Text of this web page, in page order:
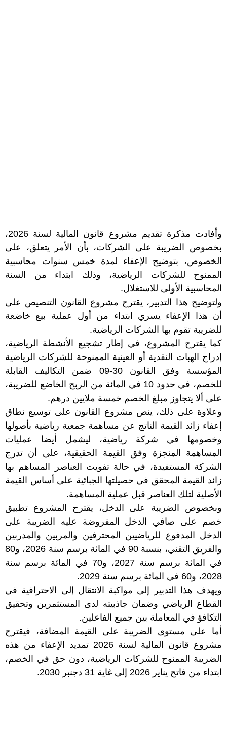
وأفادت مذكرة تقديم مشروع قانون المالية لسنة 2026،
بخصوص الضريبة على الشركات، بأن الأمر يتعلق، على
الخصوص، بتوضيح الإعفاء لمدة خمس سنوات محاسبية
الممنوح للشركات الرياضية، وذلك ابتداء من السنة
المحاسبية الأولى للاستغلال.
ولتوضيح هذا التدبير، يقترح مشروع القانون التنصيص على
أن هذا الإعفاء يسري ابتداء من أول عملية بيع خاضعة
للضريبة تقوم بها الشركات الرياضية.
كما يقترح المشروع، في إطار تشجيع الأنشطة الرياضية،
إدراج الهبات النقدية أو العينية الممنوحة للشركات الرياضية
المؤسسة وفق القانون 30-09 ضمن التكاليف القابلة
للخصم، في حدود 10 في المائة من الربح الخاضع للضريبة،
على ألا يتجاوز مبلغ الخصم خمسة ملايين درهم.
وعلاوة على ذلك، ينص مشروع القانون على توسيع نطاق
إعفاء زائد القيمة الناتج عن مساهمة جمعية رياضية بأصولها
وخصومها في شركة رياضية، ليشمل أيضا عمليات
المساهمة المنجزة وفق القيمة الحقيقية، على أن تدرج
الشركة المستفيدة، في حالة تفويت العناصر المساهم بها
زائد القيمة المحقق في حصيلتها الجبائية على أساس القيمة
الأصلية لتلك العناصر قبل عملية المساهمة.
وبخصوص الضريبة على الدخل، يقترح المشروع تطبيق
خصم على صافي الدخل المفروضة عليه الضريبة على
الدخل المدفوع للرياضيين المحترفين والمربين والمدربين
والفريق التقني، بنسبة 90 في المائة برسم سنة 2026، و80
في المائة برسم سنة 2027، و70 في المائة برسم سنة
2028، و60 في المائة برسم سنة 2029.
ويهدف هذا التدبير إلى مواكبة الانتقال إلى الاحترافية في
القطاع الرياضي وضمان جاذبيته لدى المستثمرين وتحقيق
التكافؤ في المعاملة بين جميع الفاعلين.
أما على مستوى الضريبة على القيمة المضافة، فيقترح
مشروع قانون المالية لسنة 2026 تمديد الإعفاء من هذه
الضريبة الممنوح للشركات الرياضية، دون حق في الخصم،
ابتداء من فاتح يناير 2026 إلى غاية 31 دجنبر 2030.